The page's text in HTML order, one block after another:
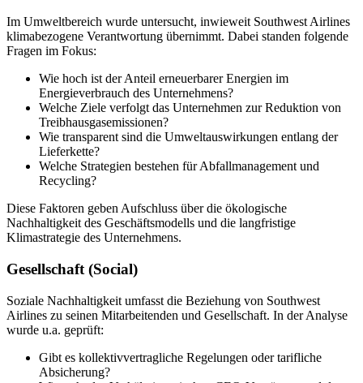
Im Umweltbereich wurde untersucht, inwieweit Southwest Airlines
klimabezogene Verantwortung übernimmt. Dabei standen folgende
Fragen im Fokus:
Wie hoch ist der Anteil erneuerbarer Energien im
Energieverbrauch des Unternehmens?
Welche Ziele verfolgt das Unternehmen zur Reduktion von
Treibhausgasemissionen?
Wie transparent sind die Umweltauswirkungen entlang der
Lieferkette?
Welche Strategien bestehen für Abfallmanagement und
Recycling?
Diese Faktoren geben Aufschluss über die ökologische
Nachhaltigkeit des Geschäftsmodells und die langfristige
Klimastrategie des Unternehmens.
Gesellschaft (Social)
Soziale Nachhaltigkeit umfasst die Beziehung von Southwest
Airlines zu seinen Mitarbeitenden und Gesellschaft. In der Analyse
wurde u.a. geprüft:
Gibt es kollektivvertragliche Regelungen oder tarifliche
Absicherung?